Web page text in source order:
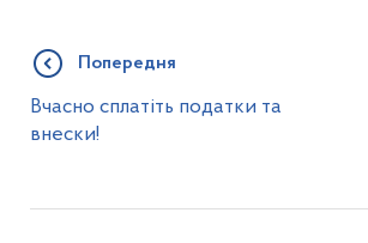
Попередня
Вчасно сплатіть податки та
внески!